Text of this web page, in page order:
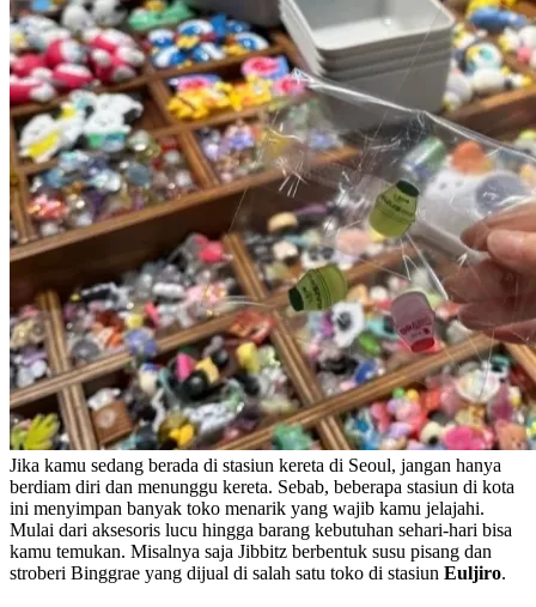
Jika kamu sedang berada di stasiun kereta di Seoul, jangan hanya
berdiam diri dan menunggu kereta. Sebab, beberapa stasiun di kota
ini menyimpan banyak toko menarik yang wajib kamu jelajahi.
Mulai dari aksesoris lucu hingga barang kebutuhan sehari-hari bisa
kamu temukan. Misalnya saja Jibbitz berbentuk susu pisang dan
stroberi Binggrae yang dijual di salah satu toko di stasiun Euljiro.